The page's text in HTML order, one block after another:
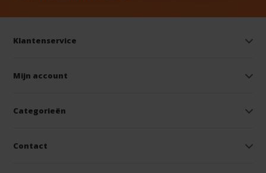
Klantenservice
Mijn account
Categorieën
Contact